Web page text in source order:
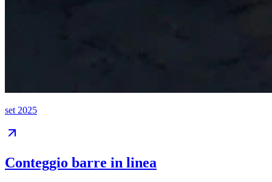
set 2025
Conteggio barre in linea